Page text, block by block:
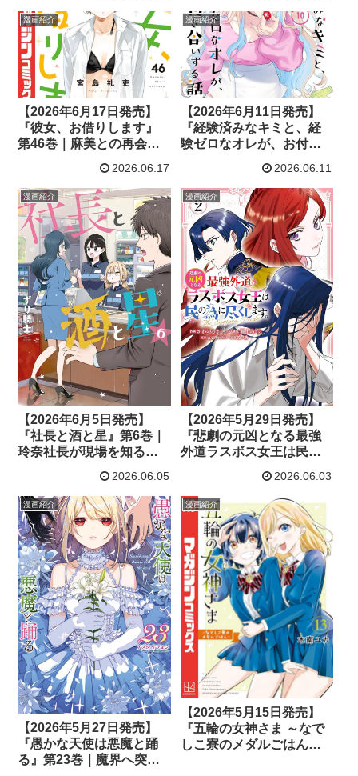
出す！
漫画紹介
【2026年6月17日発売】
『彼女、お借りします』
第46巻｜麻美との再会と
きく揺らす最新巻
2026.06.17
漫画紹介
【2026年6月11日発売】
『経験済みなキミと、経
験ゼロなオレが、お付き
夢と未来に向き合う二人
の恋の行方
2026.06.11
漫画紹介
【2026年6月5日発売】
『社長と酒と星』第6巻｜
玲奈社長が現場を知るた
2026.06.05
漫画紹介
【2026年5月29日発売】
『悲劇の元凶となる最強
外道ラスボス女王は民の
Savior’s Pride』第2巻｜
婚約白紙と運命を変える
極秘行動が動き出す
2026.06.03
漫画紹介
【2026年5月27日発売】
『愚かな天使は悪魔と踊
る』第23巻｜魔界へ突
漫画紹介
【2026年5月15日発売】
『五輪の女神さま ～なで
しこ寮のメダルごはん